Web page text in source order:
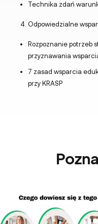
Technika zdań
Odpowiedzialne
Rozpoznanie potrzeb
przyznawania
7 zasad wsparcia
przy KRASP